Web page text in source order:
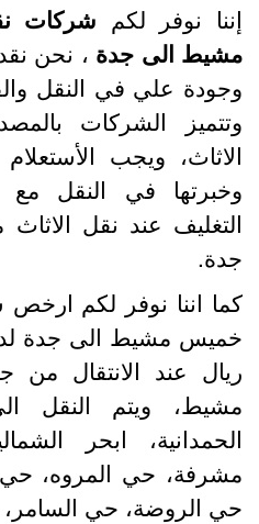
نوفر لكمشركات
الى جدة، نحن نقدم
علي في النقل
الشركات
ويجب
في النقل مع
عند نقل
اننا نوفر لكم
عند الانتقال من
ويتم النقل
ابحر
حي المروه، حي
الروضة، حي السامر،